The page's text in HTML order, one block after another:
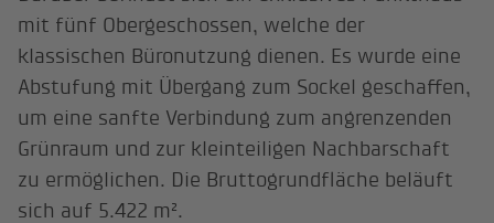
mit fünf Obergeschossen, welche der
klassischen Büronutzung dienen. Es wurde eine
Abstufung mit Übergang zum Sockel geschaffen,
um eine sanfte Verbindung zum angrenzenden
Grünraum und zur kleinteiligen Nachbarschaft
zu ermöglichen. Die Bruttogrundfläche beläuft
sich auf 5.422 m².